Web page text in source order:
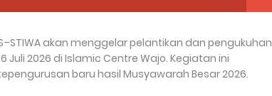
akan menggelar pelantikan dan pengukuhan
Juli 2026 di Islamic Centre Wajo. Kegiatan ini
baru hasil Musyawarah Besar 2026.